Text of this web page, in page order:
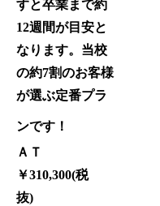
すと卒業まで約
12週間が目安と
なります。当校
の約7割のお客様
が選ぶ定番プラ
ンです！
ＡＴ
￥310,300(税
抜)